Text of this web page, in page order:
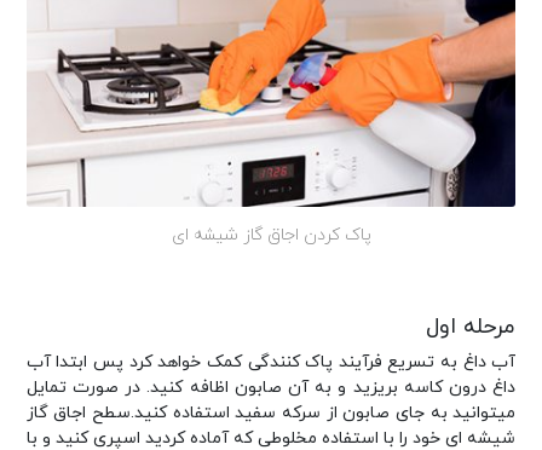
پاک کردن اجاق گاز شیشه ای
مرحله اول
آب داغ به تسریع فرآیند پاک کنندگی کمک خواهد کرد پس ابتدا آب
داغ درون کاسه بریزید و به آن صابون اظافه کنید. در صورت تمایل
میتوانید به جای صابون از سرکه سفید استفاده کنید.سطح اجاق گاز
شیشه ای خود را با استفاده مخلوطی که آماده کردید اسپری کنید و با